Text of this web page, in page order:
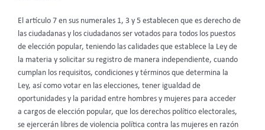
El artículo 7 en sus numerales 1, 3 y 5 establecen que es derecho de
las ciudadanas y los ciudadanos ser votados para todos los puestos
de elección popular, teniendo las calidades que establece la Ley de
la materia y solicitar su registro de manera independiente, cuando
cumplan los requisitos, condiciones y términos que determina la
Ley, así como votar en las elecciones, tener igualdad de
oportunidades y la paridad entre hombres y mujeres para acceder
a cargos de elección popular, que los derechos político electorales,
se ejercerán libres de violencia política contra las mujeres en razón